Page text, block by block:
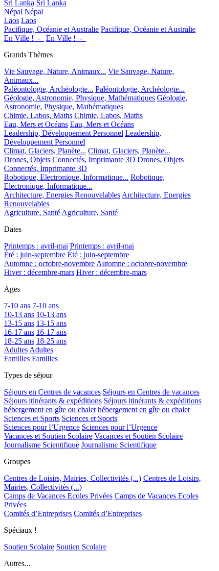
Sri Lanka Sri Lanka
Népal Népal
Laos Laos
Pacifique, Océanie et Australie Pacifique, Océanie et Australie
En Ville !_-_
En Ville !_-_
Grands Thèmes
Vie Sauvage, Nature, Animaux... Vie Sauvage, Nature,
Animaux...
Paléontologie, Archéologie... Paléontologie, Archéologie...
Géologie, Astronomie, Physique, Mathématiques Géologie,
Astronomie, Physique, Mathématiques
Chimie, Labos, Maths Chimie, Labos, Maths
Eau, Mers et Océans Eau, Mers et Océans
Leadership, Développement Personnel Leadership,
Développement Personnel
Climat, Glaciers, Planète... Climat, Glaciers, Planète...
Drones, Objets Connectés, Imprimante 3D Drones, Objets
Connectés, Imprimante 3D
Robotique, Electronique, Informatique... Robotique,
Electronique, Informatique...
Architecture, Energies Renouvelables Architecture, Energies
Renouvelables
Agriculture, Santé Agriculture, Santé
Dates
Printemps : avril-mai Printemps : avril-mai
Été : juin-septembre Été : juin-septembre
Automne : octobre-novembre Automne : octobre-novembre
Hiver : décembre-mars Hiver : décembre-mars
Ages
7-10 ans 7-10 ans
10-13 ans 10-13 ans
13-15 ans 13-15 ans
16-17 ans 16-17 ans
18-25 ans 18-25 ans
Adultes Adultes
Familles Familles
Types de séjour
Séjours en Centres de vacances Séjours en Centres de vacances
Séjours itinérants & expéditions Séjours itinérants & expéditions
hébergement en gîte ou chalet hébergement en gîte ou chalet
Sciences et Sports Sciences et Sports
Sciences pour l’Urgence Sciences pour l’Urgence
Vacances et Soutien Scolaire Vacances et Soutien Scolaire
Journalisme Scientifique Journalisme Scientifique
Groupes
Centres de Loisirs, Mairies, Collectivités (...) Centres de Loisirs,
Mairies, Collectivités (...)
Camps de Vacances Ecoles Privées Camps de Vacances Ecoles
Privées
Comités d’Entreprises Comités d’Entreprises
Spéciaux !
Soutien Scolaire Soutien Scolaire
Autres...